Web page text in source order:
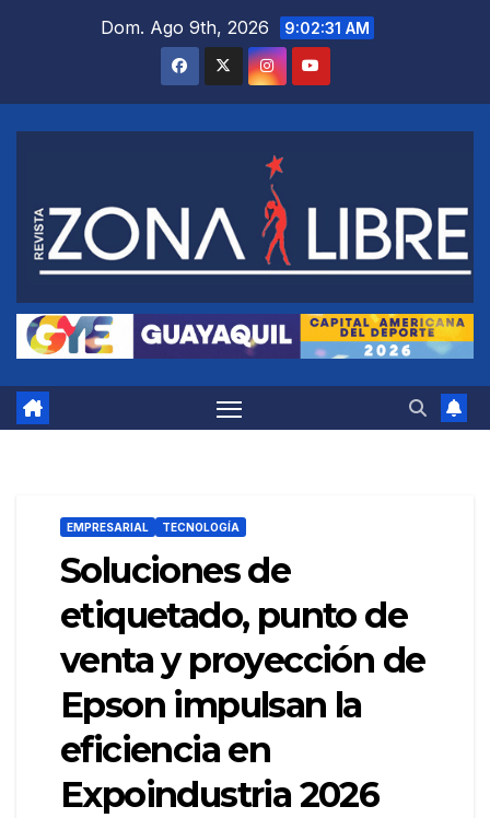
Dom. Ago 9th, 2026 9:02:32 AM
EMPRESARIAL TECNOLOGÍA
Soluciones de
etiquetado, punto de
venta y proyección de
Epson impulsan la
eficiencia en
Expoindustria 2026